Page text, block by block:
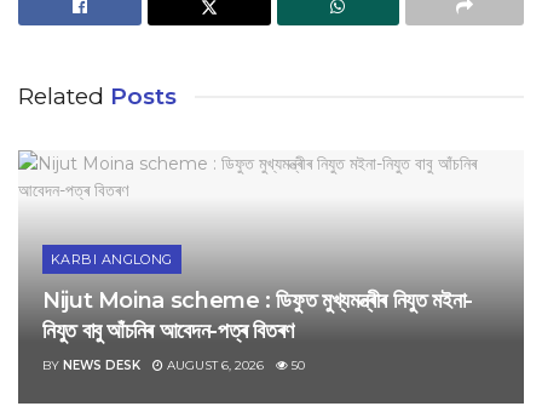
Related Posts
KARBI ANGLONG
Nijut Moina scheme : ডিফুত মুখ্যমন্ত্ৰীৰ নিযুত মইনা-
নিযুত বাবু আঁচনিৰ আবেদন-পত্ৰ বিতৰণ
BY NEWS DESK AUGUST 6, 2026 50